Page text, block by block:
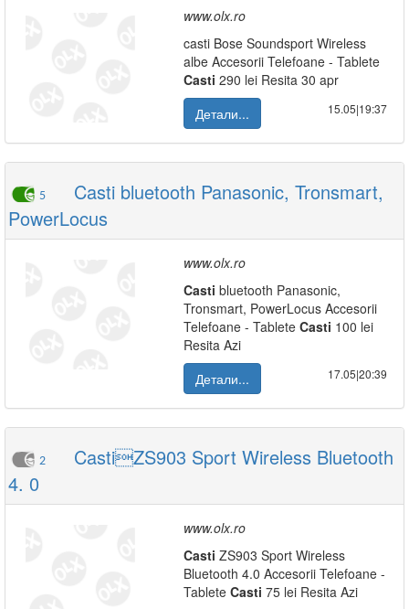
www.olx.ro
casti Bose Soundsport Wireless
albe Accesorii Telefoane - Tablete
Casti 290 lei Resita 30 apr
Детали...
15.05|19:37
5
Casti bluetooth Panasonic, Tronsmart,
PowerLocus
www.olx.ro
Casti bluetooth Panasonic,
Tronsmart, PowerLocus Accesorii
Telefoane - Tablete Casti 100 lei
Resita Azi
Детали...
17.05|20:39
2
CastiZS903 Sport Wireless Bluetooth
4. 0
www.olx.ro
Casti ZS903 Sport Wireless
Bluetooth 4.0 Accesorii Telefoane -
Tablete Casti 75 lei Resita Azi